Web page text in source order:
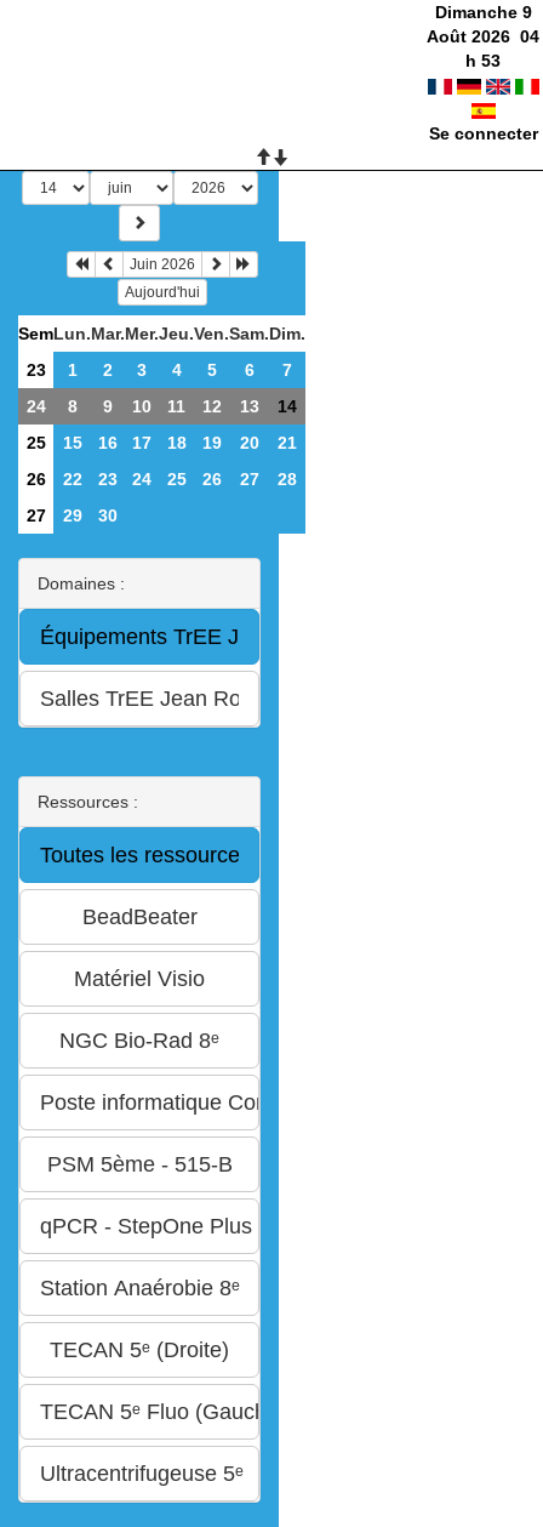
Dimanche 9
Août 2026 04
h53
Se connecter
Juin 2026
Aujourd'hui
SemLun.Mar.Mer.Jeu.Ven.Sam.Dim.
23
1 2 3 4 5 6
7
24
8 9 10 11 12 13
14
25
15 16 17 18 19 20
21
26
22 23 24 25 26 27
28
27
29 30
Domaines :
Ressources :